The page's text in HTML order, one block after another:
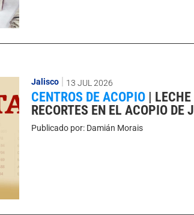
Jalisco 13 JUL 2026
CENTROS DE ACOPIO |
RECORTES EN EL ACOPIO DE
Publicado por:Damián Morais